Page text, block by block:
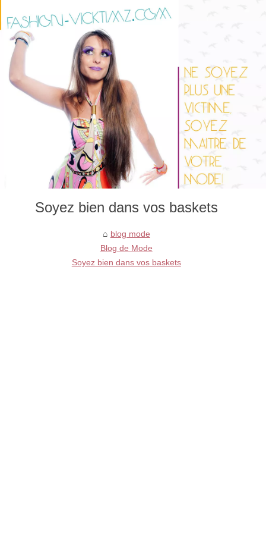
Soyez bien dans vos baskets
blog mode
Blog de Mode
Soyez bien dans vos baskets